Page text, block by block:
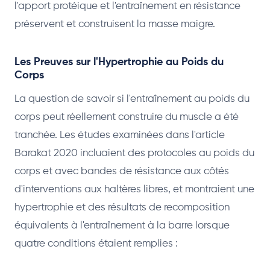
l'apport protéique et l'entraînement en résistance
préservent et construisent la masse maigre.
Les Preuves sur l'Hypertrophie au Poids du
Corps
La question de savoir si l'entraînement au poids du
corps peut réellement construire du muscle a été
tranchée. Les études examinées dans l'article
Barakat 2020 incluaient des protocoles au poids du
corps et avec bandes de résistance aux côtés
d'interventions aux haltères libres, et montraient une
hypertrophie et des résultats de recomposition
équivalents à l'entraînement à la barre lorsque
quatre conditions étaient remplies :